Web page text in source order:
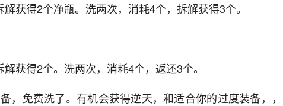
获得2个净瓶。洗两次，消耗4个，拆解获得3个。
获得2个。洗两次，消耗4个，返还3个。
，免费洗了。有机会获得逆天，和适合你的过度装备，，